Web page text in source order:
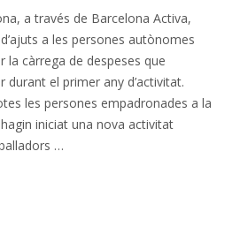
a través de Barcelona Activa,
a les persones autònomes
la càrrega de despeses que
durant el primer any d’activitat.
les persones empadronades a la
iniciat una nova activitat
…